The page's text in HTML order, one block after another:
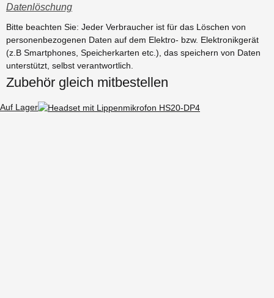
Datenlöschung
Bitte beachten Sie: Jeder Verbraucher ist für das Löschen von
personenbezogenen Daten auf dem Elektro- bzw. Elektronikgerät
(z.B Smartphones, Speicherkarten etc.), das speichern von Daten
unterstützt, selbst verantwortlich.
Zubehör gleich mitbestellen
Auf Lager